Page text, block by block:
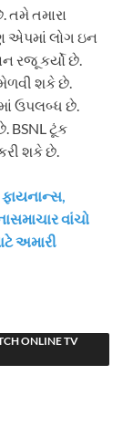
તમે તમારા
એપમાં લોગ ઇન
રજૂ કર્યો છે.
શકે છે.
ઉપલબ્ધ છે.
BSNL ટૂંક
શકે છે.
વાંચો
અમારી
ONLINE TV